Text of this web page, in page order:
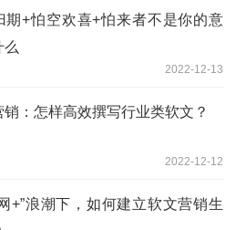
期+怕空欢喜+怕来者不是你的意
么
2022-12-13
销：怎样高效撰写行业类软文？
2022-12-12
+”浪潮下，如何建立软文营销生